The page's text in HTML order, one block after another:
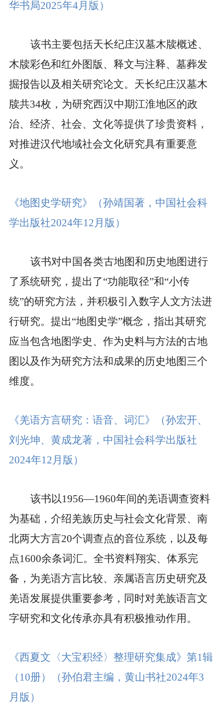
华书局2025年4月版）
该书主要包括天长纪庄汉墓木牍概述、
木牍彩色和红外图版、释文与注释、墓葬发
掘报告以及相关研究论文。天长纪庄汉墓木
牍共34枚，为研究西汉中期江淮地区的政
治、经济、社会、文化等提供了珍贵资料，
对推进汉代地域社会文化研究具有重要意
义。
《地图史学研究》
（孙靖国著，中国社会科
学出版社2024年12月版）
该书对中国各类古地图和历史地图进行
了系统研究，提出了“功能取径”和“小传
统”的研究方法，并积极引入数字人文方法进
行研究。提出“地图史学”概念，指出其研究
应当包含地图学史、作为史料与方法的古地
图以及作为研究方法和成果的历史地图三个
维度。
《羌语方言研究：语音、词汇》
（孙宏开、
刘光坤、黄成龙著，中国社会科学出版社
2024年12月版）
该书以1956—1960年间的羌语调查资料
为基础，介绍羌族历史与社会文化背景、南
北两大方言20个调查点的音位系统，以及每
点1600余条词汇。全书资料翔实、体系完
备，为羌语方言比较、亲属语言历史研究及
羌语发展提供重要参考，同时对羌族语言文
字研究和文化传承亦具有积极推动作用。
《西夏文〈大宝积经〉整理研究集成》第1辑
（ 10册） （孙伯君主编，黄山书社2024年3
月版）